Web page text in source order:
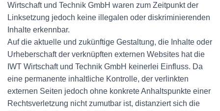
Wirtschaft und Technik GmbH waren zum Zeitpunkt der
Linksetzung jedoch keine illegalen oder diskriminierenden
Inhalte erkennbar.
Auf die aktuelle und zukünftige Gestaltung, die Inhalte oder
Urheberschaft der verknüpften externen Websites hat die
IWT Wirtschaft und Technik GmbH keinerlei Einfluss. Da
eine permanente inhaltliche Kontrolle, der verlinkten
externen Seiten jedoch ohne konkrete Anhaltspunkte einer
Rechtsverletzung nicht zumutbar ist, distanziert sich die